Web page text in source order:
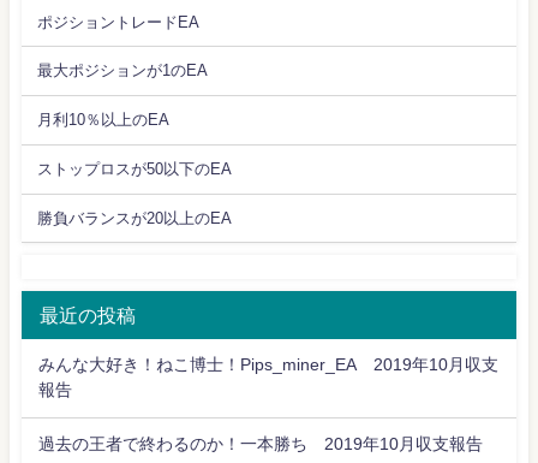
ポジショントレードEA
最大ポジションが1のEA
月利10％以上のEA
ストップロスが50以下のEA
勝負バランスが20以上のEA
最近の投稿
みんな大好き！ねこ博士！Pips_miner_EA 2019年10月収支
報告
過去の王者で終わるのか！一本勝ち 2019年10月収支報告